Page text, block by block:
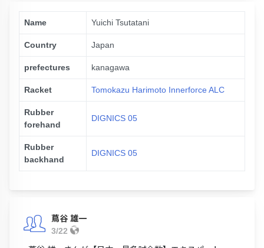
Name Yuichi Tsutatani
Country Japan
prefectures kanagawa
Racket Tomokazu Harimoto Innerforce ALC
Rubber
forehand
DIGNICS 05
Rubber
backhand
DIGNICS 05
蔦谷 雄一
3/22